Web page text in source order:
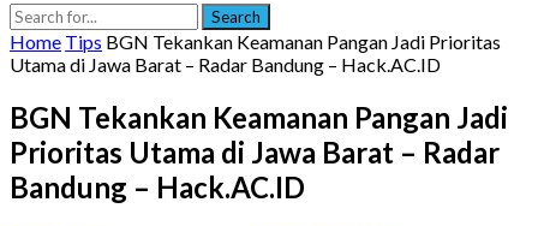
Search
Home Tips BGN Tekankan Keamanan Pangan Jadi Prioritas
Utama di Jawa Barat – Radar Bandung – Hack.AC.ID
BGN Tekankan Keamanan Pangan Jadi
Prioritas Utama di Jawa Barat – Radar
Bandung – Hack.AC.ID